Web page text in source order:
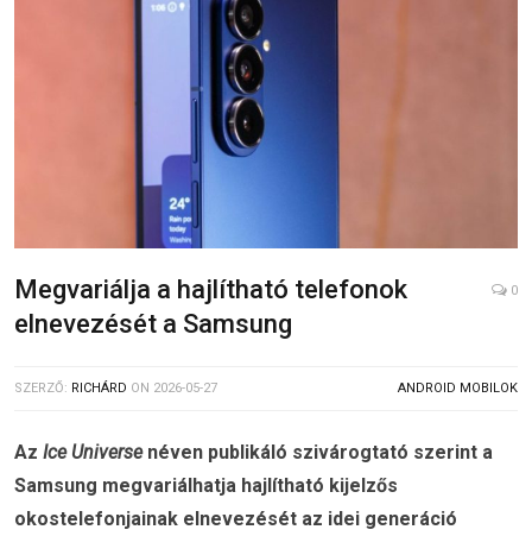
Megvariálja a hajlítható telefonok
elnevezését a Samsung
0
SZERZŐ: RICHÁRD ON 2026-05-27 ANDROID MOBILOK
Az Ice Universenéven publikáló szivárogtató szerint a
Samsung megvariálhatja hajlítható kijelzős
okostelefonjainak elnevezését az idei generáció